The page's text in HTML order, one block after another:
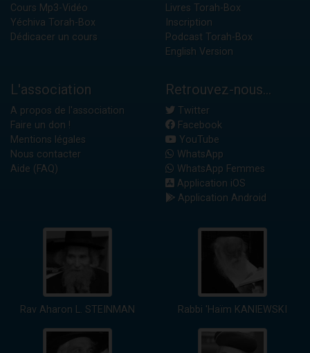
Cours Mp3-Vidéo
Yéchiva Torah-Box
Dédicacer un cours
Livres Torah-Box
Inscription
Podcast Torah-Box
English Version
L'association
A propos de l'association
Faire un don !
Mentions légales
Nous contacter
Aide (FAQ)
Retrouvez-nous...
Twitter
Facebook
YouTube
WhatsApp
WhatsApp Femmes
Application iOS
Application Android
Rav Aharon L. STEINMAN Rabbi 'Haïm KANIEWSKI